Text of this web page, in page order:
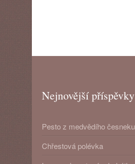
Nejnovější příspěvky
Pesto z medvědího česneku
Chřestová polévka